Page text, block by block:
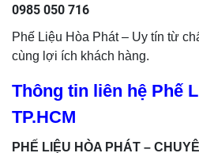
0985 050 716
Phế Liệu Hòa Phát – Uy tín từ
cùng lợi ích khách hàng.
Thông tin liên hệ Phế
TP.HCM
PHẾ LIỆU HÒA PHÁT –